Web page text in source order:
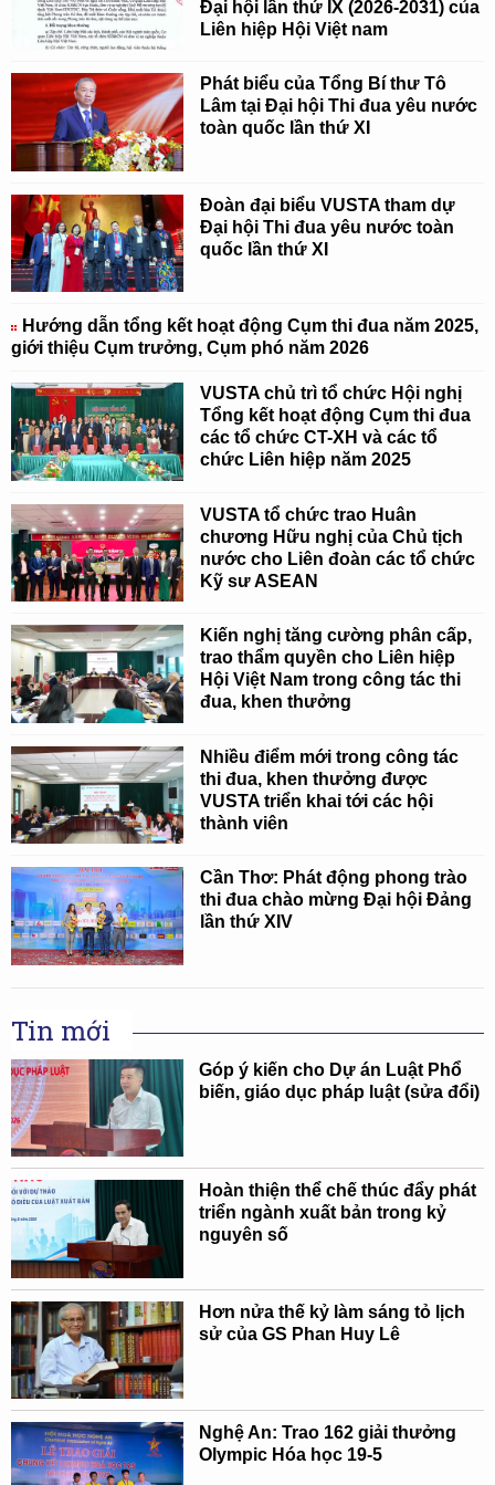
Đại hội lần thứ IX (2026-2031) của
Liên hiệp Hội Việt nam
Phát biểu của Tổng Bí thư Tô
Lâm tại Đại hội Thi đua yêu nước
toàn quốc lần thứ XI
Đoàn đại biểu VUSTA tham dự
Đại hội Thi đua yêu nước toàn
quốc lần thứ XI
Hướng dẫn tổng kết hoạt động Cụm thi đua năm 2025,
giới thiệu Cụm trưởng, Cụm phó năm 2026
VUSTA chủ trì tổ chức Hội nghị
Tổng kết hoạt động Cụm thi đua
các tổ chức CT-XH và các tổ
chức Liên hiệp năm 2025
VUSTA tổ chức trao Huân
chương Hữu nghị của Chủ tịch
nước cho Liên đoàn các tổ chức
Kỹ sư ASEAN
Kiến nghị tăng cường phân cấp,
trao thẩm quyền cho Liên hiệp
Hội Việt Nam trong công tác thi
đua, khen thưởng
Nhiều điểm mới trong công tác
thi đua, khen thưởng được
VUSTA triển khai tới các hội
thành viên
Cần Thơ: Phát động phong trào
thi đua chào mừng Đại hội Đảng
lần thứ XIV
Tin mới
Góp ý kiến cho Dự án Luật Phổ
biến, giáo dục pháp luật (sửa đổi)
Hoàn thiện thể chế thúc đẩy phát
triển ngành xuất bản trong kỷ
nguyên số
Hơn nửa thế kỷ làm sáng tỏ lịch
sử của GS Phan Huy Lê
Nghệ An: Trao 162 giải thưởng
Olympic Hóa học 19-5